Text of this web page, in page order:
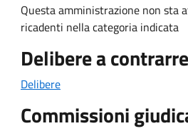
Questa amministrazione non sta
ricadenti nella categoria indicata
Delibere a contrarre
Delibere
Commissioni